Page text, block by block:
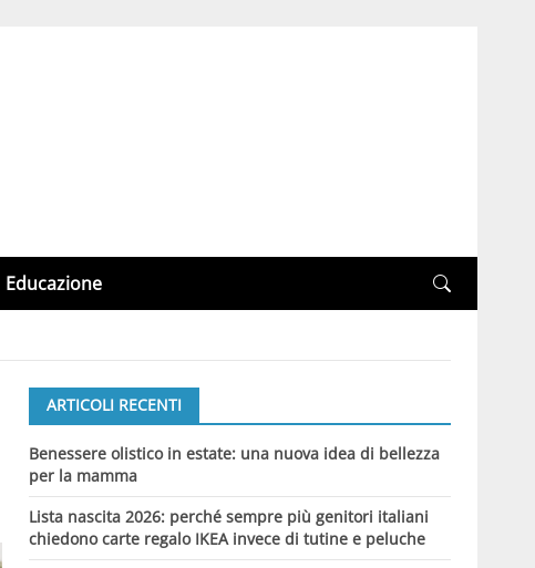
Educazione
ARTICOLI RECENTI
Benessere olistico in estate: una nuova idea di bellezza
per la mamma
Lista nascita 2026: perché sempre più genitori italiani
chiedono carte regalo IKEA invece di tutine e peluche